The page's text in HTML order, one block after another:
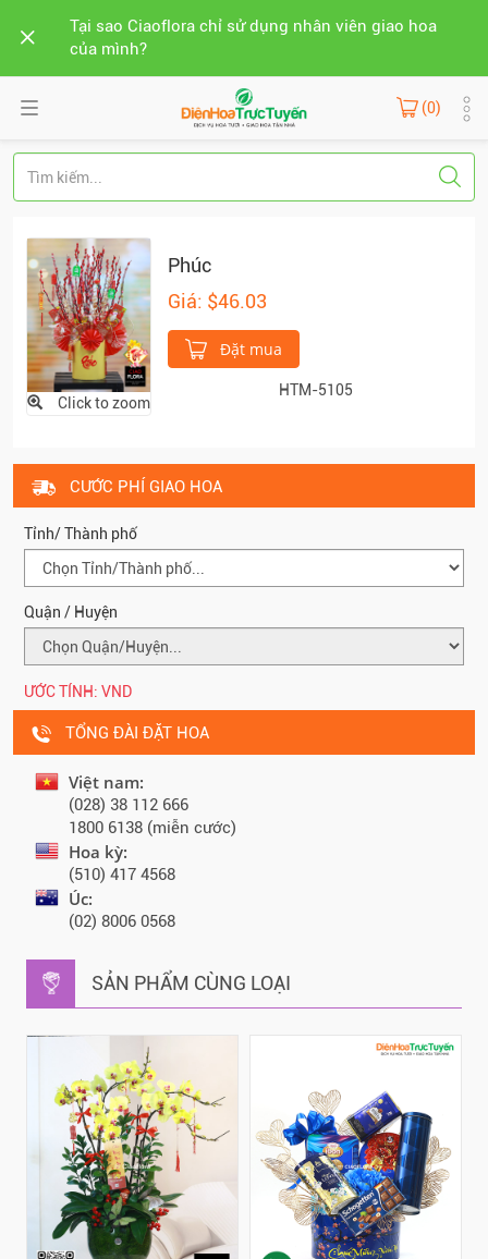
Tại sao Ciaoflora chỉ sử dụng nhân viên giao hoa
của mình?
(0)
Click to zoom
Phúc
Giá: $46.03
Đặt mua
HTM-5105
CƯỚC PHÍ GIAO HOA
Tỉnh/ Thành phố
Quận / Huyện
ƯỚC TÍNH: VND
TỔNG ĐÀI ĐẶT HOA
Việt nam:
(028) 38 112 666
1800 6138 (miễn cước)
Hoa kỳ:
(510) 417 4568
Úc:
(02) 8006 0568
SẢN PHẨM CÙNG LOẠI